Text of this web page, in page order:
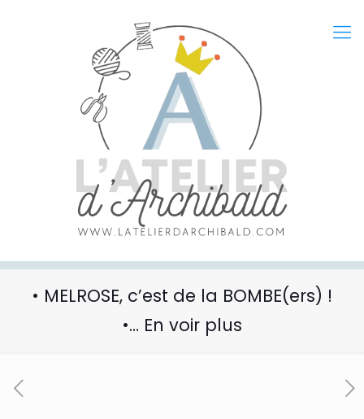
• MELROSE, c’est de la BOMBE(ers) !
•… En voir plus